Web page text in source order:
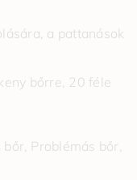
a pattanások
bőrre, 20 féle
Problémás bőr,